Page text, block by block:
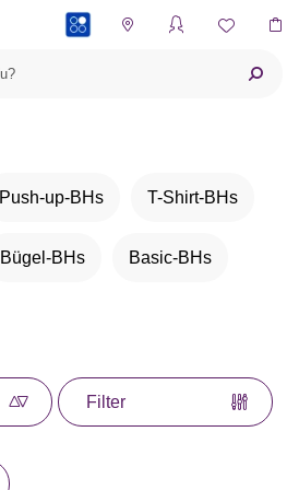
Push-up-BHs T-Shirt-BHs
Bügel-BHs Basic-BHs
Neckholder-BHs
Filter